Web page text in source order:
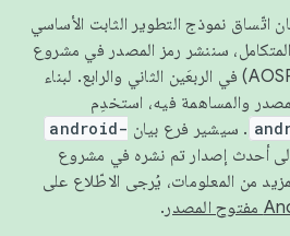
عام 2026، ولضمان اتّساق نموذج التطوير الثابت الأساسي
سننشر رمز المصدر في مشروع
Android مفتوح المصدر (AOSP) في الربعَين الثاني والرابع. لبناء
. سيشير فرع بيان android-
إلى أحدث إصدار تم نشره في مشروع
.